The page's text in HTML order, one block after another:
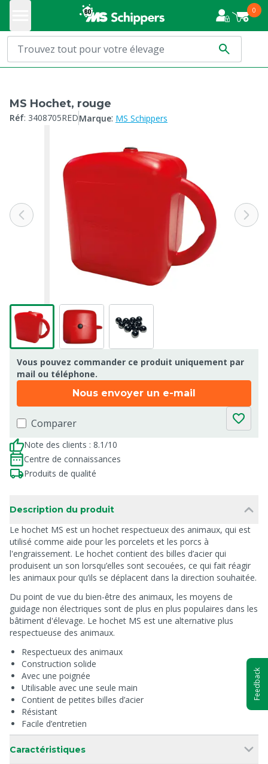
0
MS Hochet, rouge
Réf: 3408705REDMarque: MS Schippers
Vous pouvez commander ce produit uniquement par
mail ou téléphone.
Nous envoyer un e-mail
Comparer
Note des clients : 8.1/10
Centre de connaissances
Produits de qualité
Description du produit
Le hochet MS est un hochet respectueux des animaux, qui est
utilisé comme aide pour les porcelets et les porcs à
l'engraissement. Le hochet contient des billes d’acier qui
produisent un son lorsqu’elles sont secouées, ce qui fait réagir
les animaux pour qu’ils se déplacent dans la direction souhaitée.
Du point de vue du bien-être des animaux, les moyens de
guidage non électriques sont de plus en plus populaires dans les
bâtiment d'élevage. Le hochet MS est une alternative plus
respectueuse des animaux.
Respectueux des animaux
Construction solide
Avec une poignée
Utilisable avec une seule main
Contient de petites billes d’acier
Résistant
Facile d’entretien
Caractéristiques
Feedback